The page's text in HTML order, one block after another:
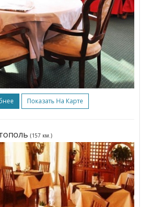
Показать На Карте
(157 км.)